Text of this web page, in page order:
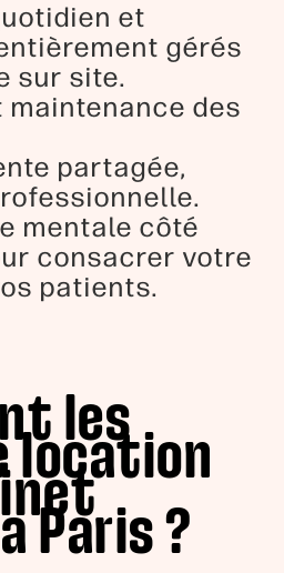
et
gérés
sur site.
des
partagée,
mentale côté
consacrer votre
patients.
les
location
Paris ?